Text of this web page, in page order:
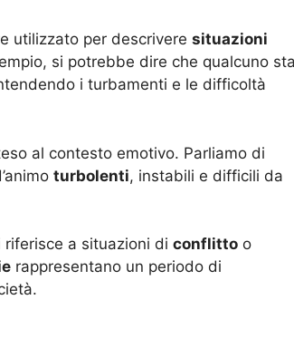
utilizzato per descrivere situazioni
si potrebbe dire che qualcuno sta
i turbamenti e le difficoltà
al contesto emotivo. Parliamo di
turbolenti, instabili e difficili da
riferisce a situazioni di conflitto o
rappresentano un periodo di